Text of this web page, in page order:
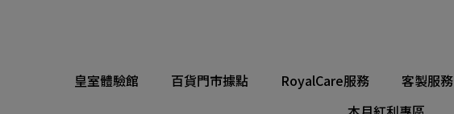
皇室體驗館 百貨門市據點 RoyalCare服務 客製服務